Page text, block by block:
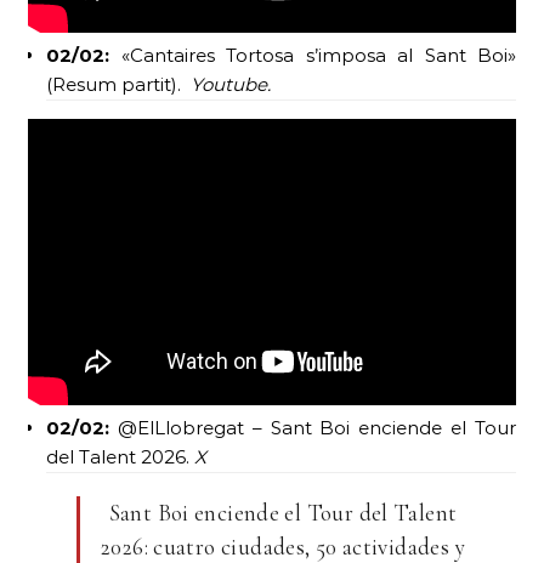
02/02: «Cantaires Tortosa s’imposa al Sant Boi»
(Resum partit). Youtube.
02/02: @ElLlobregat – Sant Boi enciende el Tour
del Talent 2026. X
Sant Boi enciende el Tour del Talent
2026: cuatro ciudades, 50 actividades y